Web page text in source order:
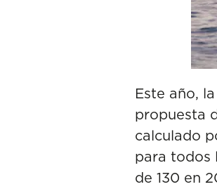
Este año,
propuesta
calculado
para todos
de 130 en